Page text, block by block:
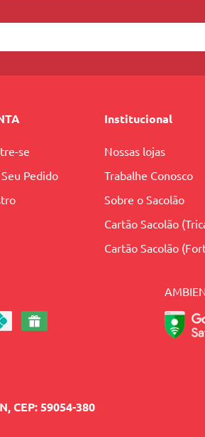
se
Pedido
Institucional
Nossas lojas
Trabalhe Conosco
Sobre o Sacolão
Cartão Sacolão
Cartão Sacolão
CEP: 59054-380